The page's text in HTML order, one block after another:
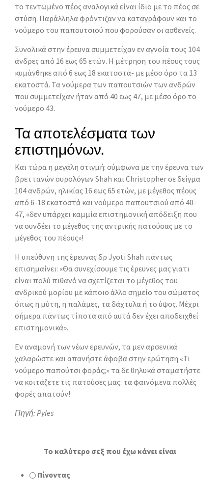
το τεντωµένο πέος αναλογικά είναι ίδιο με το πέος σε
στύση. Παράλληλα φρόντιζαν να καταγράφουν και το
νούµερο του παπουτσιού που φορούσαν οι ασθενείς.
Συνολικά στην έρευνα συµµετείχαν εν αγνοία τους 104
άνδρες από 16 εως 65 ετών. Η µέτρηση του πέους τους
κυµάνθηκε από 6 εως 18 εκατοστά- µε µέσο όρο τα 13
εκατοστά. Τα νούµερα των παπουτσιών των ανδρών
που συµµετείχαν ήταν από 40 εως 47, µε µέσο όρο το
νούµερο 43.
Τα αποτελέσματα των
επιστημόνων.
Και τώρα η µεγάλη στιγµή: σύµφωνα µε την έρευνα των
βρεττανών ουρολόγων Shah και Christopher σε δείγµα
104 ανδρών, ηλικίας 16 εως 65 ετών, µε µέγεθος πέους
από 6-18 εκατοστά και νούµερο παπουτσιού από 40-
47, «δεν υπάρχει καμμία επιστημονική απόδειξη που
να συνδέει το μέγεθος της αντρικής πατούσας με το
μέγεθος του πέους»!
Η υπεύθυνη της έρευνας δρ Jyoti Shah πάντως
επισηµαίνει: «Θα συνεχίσουµε τις έρευνες µας γιατι
είναι πολύ πιθανό να σχετίζεται το µέγεθος του
ανδρικού µορίου µε κάποιο άλλο σηµείο του σώµατος
όπως η µύτη, η παλάµες, τα δάχτυλα ή το ύψος. Μέχρι
σήµερα πάντως τίποτα από αυτά δεν έχει αποδειχθεί
επιστηµονικά».
Εν αναμονή των νέων ερευνών, τα μεν αρσενικά
χαλαρώστε και απανήστε άφοβα στην ερώτηση «Τι
νούμερο παπούτσι φοράς;» τα δε θηλυκά σταματήστε
να κοιτάζετε τις πατούσες μας: τα φαινόμενα πολλές
φορές απατούν!
Πηγή: Pyles
To καλύτερο σεξ που έχω κάνει είναι
Πίνοντας